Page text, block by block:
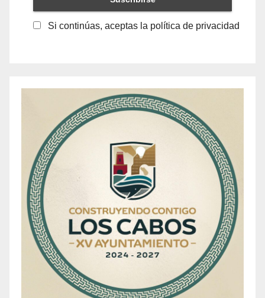
Si continúas, aceptas la política de privacidad